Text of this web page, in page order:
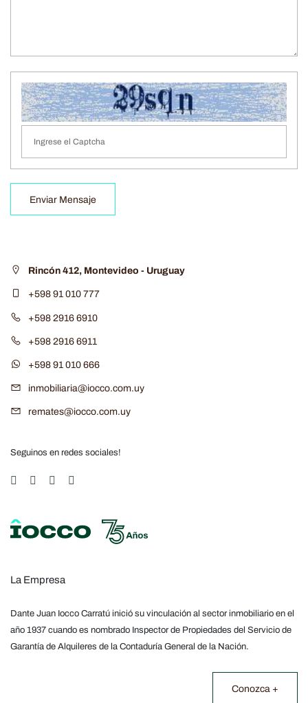
Enviar Mensaje
Rincón 412, Montevideo - Uruguay
+598 91 010 777
+598 2916 6910
+598 2916 6911
+598 91 010 666
inmobiliaria@iocco.com.uy
remates@iocco.com.uy
Seguinos en redes sociales!
La Empresa
Dante Juan Iocco Carratú inició su vinculación al sector inmobiliario en el
año 1937 cuando es nombrado Inspector de Propiedades del Servicio de
Garantía de Alquileres de la Contaduría General de la Nación.
Conozca +